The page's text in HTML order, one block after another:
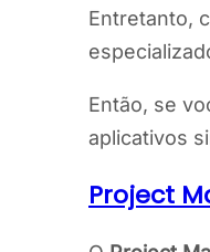
Entretanto,
Então, se
aplicativos
Project